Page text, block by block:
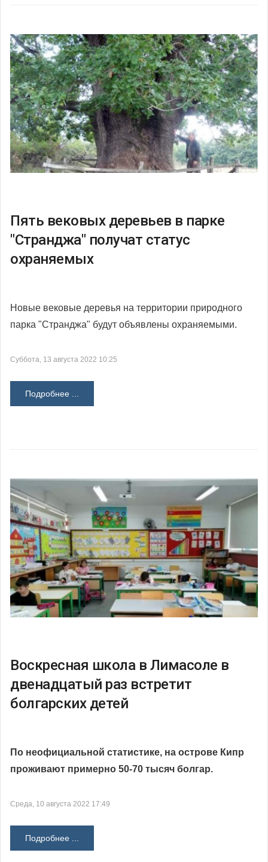
Пять вековых деревьев в парке
"Странджа" получат статус
охраняемых
Новые вековые деревья на территории природного
парка "Странджа" будут объявлены охраняемыми.
Суббота, 13 августа 2022 10:25
Подробнее ...
Воскресная школа в Лимасоле в
двенадцатый раз встретит
болгарских детей
По неофициальной статистике, на острове Кипр
проживают примерно 50-70 тысяч болгар.
Среда, 10 августа 2022 17:49
Подробнее ...